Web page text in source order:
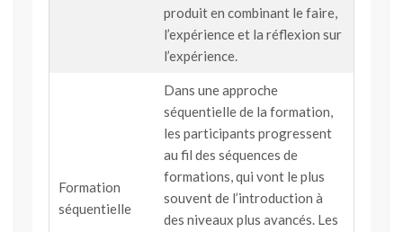
produit en combinant le faire,
l’expérience et la réflexion sur
l’expérience.
Formation
séquentielle
Dans une approche
séquentielle de la formation,
les participants progressent
au fil des séquences de
formations, qui vont le plus
souvent de l’introduction à
des niveaux plus avancés. Les